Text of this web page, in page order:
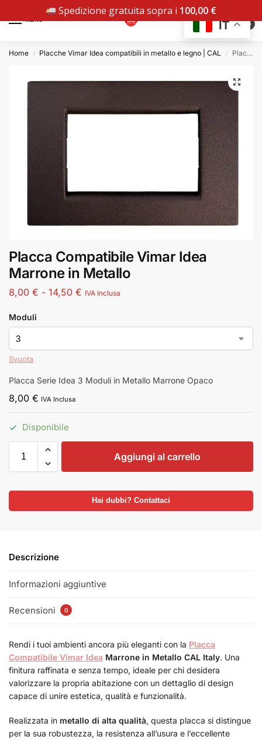
0
Home / Placche Vimar Idea compatibili in metallo e legno | CAL / Placca Compatibile Vimar Idea Marrone in Metallo
Placca Compatibile Vimar Idea
Marrone in Metallo
8,00 € - 14,50 € IVA Inclusa
Moduli
Svuota
Placca Serie Idea 3 Moduli in Metallo Marrone Opaco
8,00 € IVA Inclusa
Disponibile
Aggiungi al carrello
Hai dubbi? Contattaci
Descrizione
Informazioni aggiuntive
Recensioni 0
Rendi i tuoi ambienti ancora più eleganti con la Placca
Compatibile Vimar Idea Marrone in Metallo CAL Italy. Una
finitura raffinata e senza tempo, ideale per chi desidera
valorizzare la propria abitazione con un dettaglio di design
capace di unire estetica, qualità e funzionalità.
Realizzata in metallo di alta qualità, questa placca si distingue
per la sua robustezza, la resistenza all’usura e l’eccellente
IT
Spedizione gratuita sopra i 100,00 €